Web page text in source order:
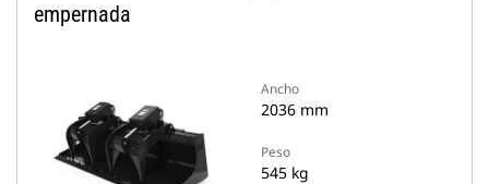
empernada
Ancho
2036 mm
Peso
545 kg